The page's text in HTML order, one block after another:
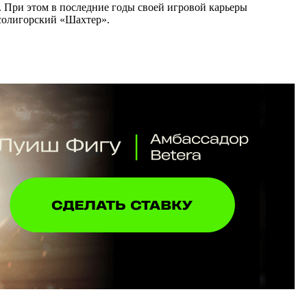
При этом в последние годы своей игровой карьеры
«Шахтер».